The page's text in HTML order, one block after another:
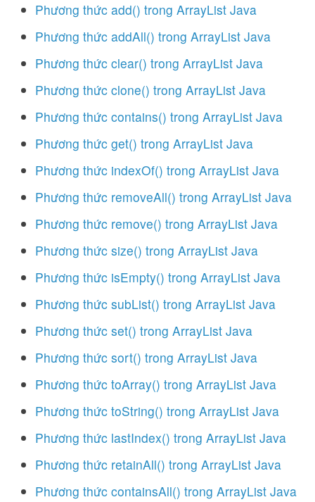
Phương thức add() trong ArrayList Java
Phương thức addAll() trong ArrayList Java
Phương thức clear() trong ArrayList Java
Phương thức clone() trong ArrayList Java
Phương thức contains() trong ArrayList Java
Phương thức get() trong ArrayList Java
Phương thức indexOf() trong ArrayList Java
Phương thức removeAll() trong ArrayList Java
Phương thức remove() trong ArrayList Java
Phương thức size() trong ArrayList Java
Phương thức isEmpty() trong ArrayList Java
Phương thức subList() trong ArrayList Java
Phương thức set() trong ArrayList Java
Phương thức sort() trong ArrayList Java
Phương thức toArray() trong ArrayList Java
Phương thức toString() trong ArrayList Java
Phương thức lastIndex() trong ArrayList Java
Phương thức retainAll() trong ArrayList Java
Phương thức containsAll() trong ArrayList Java